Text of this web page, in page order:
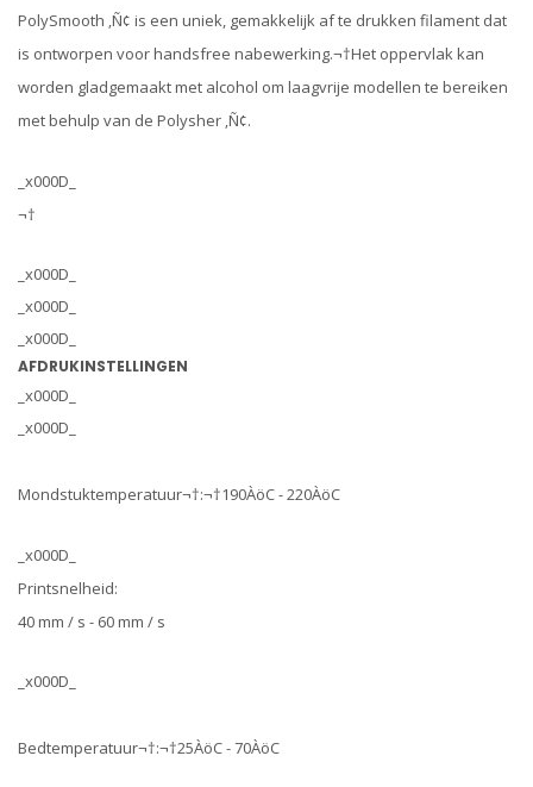
PolySmooth ‚Ñ¢ is een uniek, gemakkelijk af te drukken filament dat
is ontworpen voor handsfree nabewerking.¬†Het oppervlak kan
worden gladgemaakt met alcohol om laagvrije modellen te bereiken
met behulp van de Polysher ‚Ñ¢.
_x000D_
¬†
_x000D_
_x000D_
_x000D_
AFDRUKINSTELLINGEN
_x000D_
_x000D_
Mondstuktemperatuur¬†:¬†190ÀöC - 220ÀöC
_x000D_
Printsnelheid:
40 mm / s - 60 mm / s
_x000D_
Bedtemperatuur¬†:¬†25ÀöC - 70ÀöC